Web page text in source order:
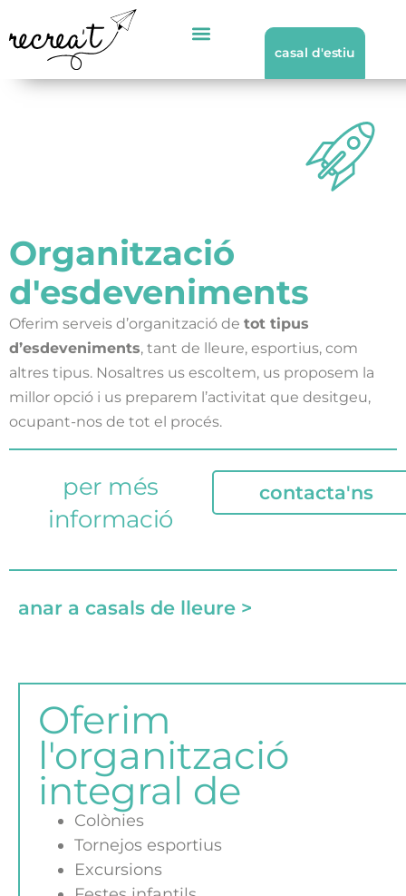
casal d'estiu
Organització
d'esdeveniments
Oferim serveis d’organització de tot tipus
d’esdeveniments, tant de lleure, esportius, com
altres tipus. Nosaltres us escoltem, us proposem la
millor opció i us preparem l’activitat que desitgeu,
ocupant-nos de tot el procés.
per més
informació
contacta'ns
anar a casals de lleure >
Oferim
l'organització
integral de
Colònies
Tornejos esportius
Excursions